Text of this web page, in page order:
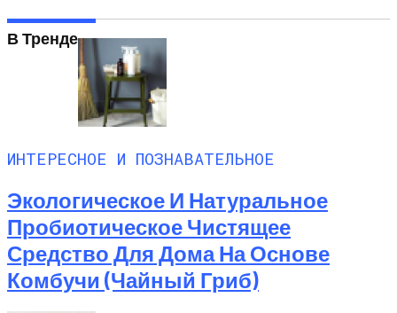
В Тренде
ИНТЕРЕСНОЕ И ПОЗНАВАТЕЛЬНОЕ
Экологическое И Натуральное
Пробиотическое Чистящее
Средство Для Дома На Основе
Комбучи (чайный Гриб)